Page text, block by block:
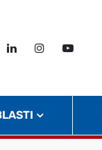
LinkedInInstagram
Twitter